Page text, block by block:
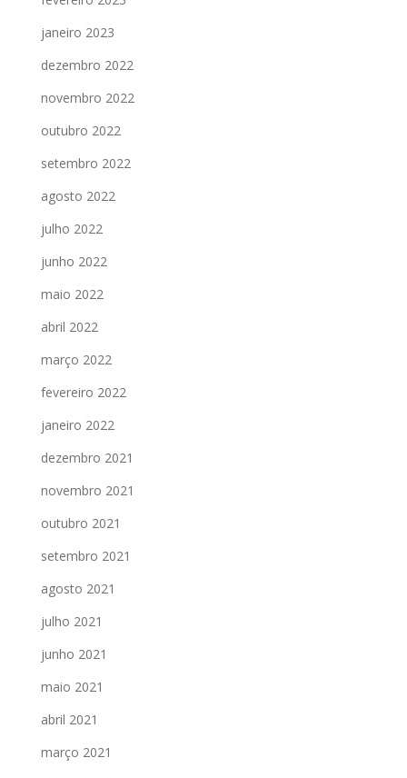
janeiro 2023
dezembro 2022
novembro 2022
outubro 2022
setembro 2022
agosto 2022
julho 2022
junho 2022
maio 2022
abril 2022
março 2022
fevereiro 2022
janeiro 2022
dezembro 2021
novembro 2021
outubro 2021
setembro 2021
agosto 2021
julho 2021
junho 2021
maio 2021
abril 2021
março 2021